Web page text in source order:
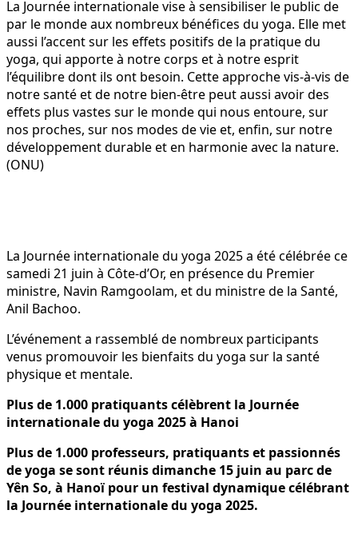
La Journée internationale vise à sensibiliser le public de
par le monde aux nombreux bénéfices du yoga. Elle met
aussi l’accent sur les effets positifs de la pratique du
yoga, qui apporte à notre corps et à notre esprit
l’équilibre dont ils ont besoin. Cette approche vis-à-vis de
notre santé et de notre bien-être peut aussi avoir des
effets plus vastes sur le monde qui nous entoure, sur
nos proches, sur nos modes de vie et, enfin, sur notre
développement durable et en harmonie avec la nature.
(ONU)
La Journée internationale du yoga 2025 a été célébrée ce
samedi 21 juin à Côte-d’Or, en présence du Premier
ministre, Navin Ramgoolam, et du ministre de la Santé,
Anil Bachoo.
L’événement a rassemblé de nombreux participants
venus promouvoir les bienfaits du yoga sur la santé
physique et mentale.
Plus de 1.000 pratiquants célèbrent la Journée
internationale du yoga 2025 à Hanoi
Plus de 1.000 professeurs, pratiquants et passionnés
de yoga se sont réunis dimanche 15 juin au parc de
Yên So, à Hanoï pour un festival dynamique célébrant
la Journée internationale du yoga 2025.